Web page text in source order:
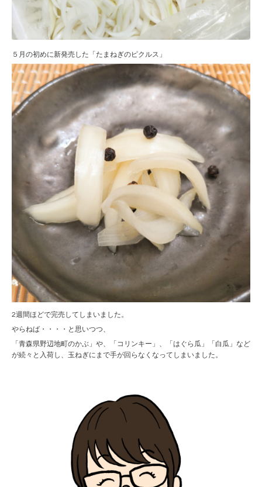
５月の初めに新発売した「たまねぎのピクルス」
2週間ほどで完売してしまいました。
やらねば・・・・と思いつつ、
「青森県野辺地町のかぶ」や、「コリンキー」、「はぐら瓜」「白瓜」など
が続々と入荷し、玉ねぎにまで手が回らなくなってしまいました。